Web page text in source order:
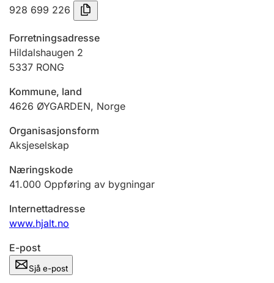
Jeger
Ektepaktrettleiaren
Andre tema
928 699 226
Forretningsadresse
Hildalshaugen 2
5337 RONG
Kommune, land
4626 ØYGARDEN, Norge
Organisasjonsform
Aksjeselskap
Næringskode
41.000 Oppføring av bygningar
Internettadresse
www.hjalt.no
E-post
Sjå e-post